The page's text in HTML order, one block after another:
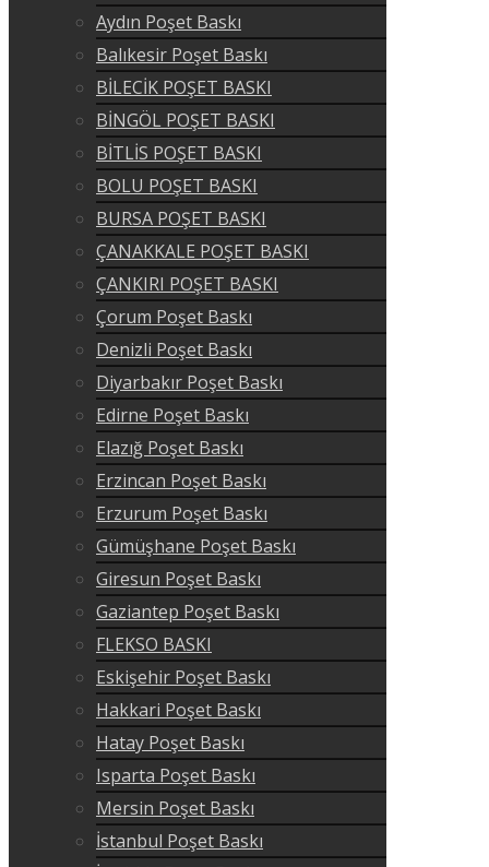
Aydın Poşet Baskı
Balıkesir Poşet Baskı
BİLECİK POŞET BASKI
BİNGÖL POŞET BASKI
BİTLİS POŞET BASKI
BOLU POŞET BASKI
BURSA POŞET BASKI
ÇANAKKALE POŞET BASKI
ÇANKIRI POŞET BASKI
Çorum Poşet Baskı
Denizli Poşet Baskı
Diyarbakır Poşet Baskı
Edirne Poşet Baskı
Elazığ Poşet Baskı
Erzincan Poşet Baskı
Erzurum Poşet Baskı
Gümüşhane Poşet Baskı
Giresun Poşet Baskı
Gaziantep Poşet Baskı
FLEKSO BASKI
Eskişehir Poşet Baskı
Hakkari Poşet Baskı
Hatay Poşet Baskı
Isparta Poşet Baskı
Mersin Poşet Baskı
İstanbul Poşet Baskı